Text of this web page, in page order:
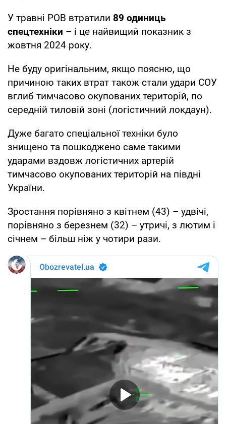
У травні РОВ втратили 89 одиниць
спецтехніки – і це найвищий показник з
жовтня 2024 року.
Не буду оригінальним, якщо поясню, що
причиною таких втрат також стали удари СОУ
вглиб тимчасово окупованих територій, по
середній тиловій зоні (логістичний локдаун).
Дуже багато спеціальної техніки було
знищено та пошкоджено саме такими
ударами вздовж логістичних артерій
тимчасово окупованих територій на півдні
України.
Зростання порівняно з квітнем (43) – удвічі,
порівняно з березнем (32) – утричі, з лютим і
січнем – більш ніж у чотири рази.